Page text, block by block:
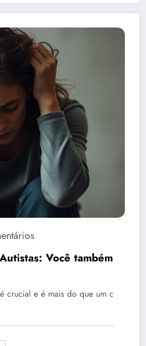
Você também
crucial e é mais do que um c